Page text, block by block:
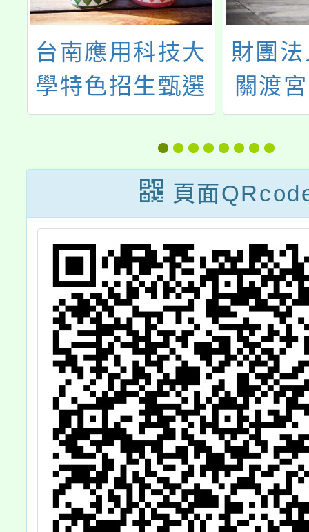
台南應用科技大
學特色招生甄選
入學招生簡章
財團
關渡
學金
頁面